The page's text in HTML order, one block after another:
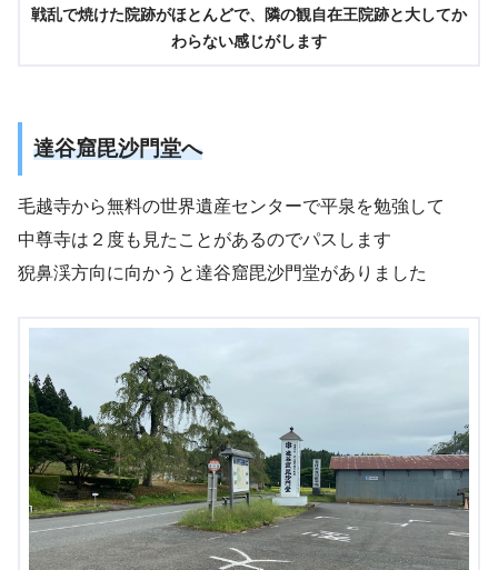
戦乱で焼けた院跡がほとんどで、隣の観自在王院跡と大してか
わらない感じがします
達谷窟毘沙門堂へ
毛越寺から無料の世界遺産センターで平泉を勉強して
中尊寺は２度も見たことがあるのでパスします
猊鼻渓方向に向かうと達谷窟毘沙門堂がありました